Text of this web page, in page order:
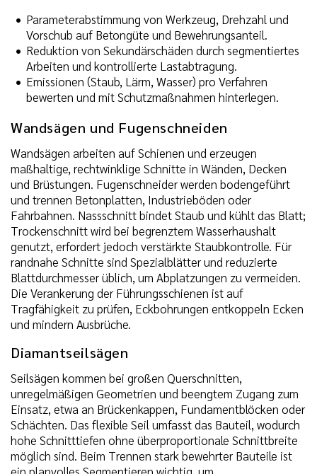
Parameterabstimmung von Werkzeug, Drehzahl und
Vorschub auf Betongüte und Bewehrungsanteil.
Reduktion von Sekundärschäden durch segmentiertes
Arbeiten und kontrollierte Lastabtragung.
Emissionen (Staub, Lärm, Wasser) pro Verfahren
bewerten und mit Schutzmaßnahmen hinterlegen.
Wandsägen und Fugenschneiden
Wandsägen arbeiten auf Schienen und erzeugen
maßhaltige, rechtwinklige Schnitte in Wänden, Decken
und Brüstungen. Fugenschneider werden bodengeführt
und trennen Betonplatten, Industrieböden oder
Fahrbahnen. Nassschnitt bindet Staub und kühlt das Blatt;
Trockenschnitt wird bei begrenztem Wasserhaushalt
genutzt, erfordert jedoch verstärkte Staubkontrolle. Für
randnahe Schnitte sind Spezialblätter und reduzierte
Blattdurchmesser üblich, um Abplatzungen zu vermeiden.
Die Verankerung der Führungsschienen ist auf
Tragfähigkeit zu prüfen, Eckbohrungen entkoppeln Ecken
und mindern Ausbrüche.
Diamantseilsägen
Seilsägen kommen bei großen Querschnitten,
unregelmäßigen Geometrien und beengtem Zugang zum
Einsatz, etwa an Brückenkappen, Fundamentblöcken oder
Schächten. Das flexible Seil umfasst das Bauteil, wodurch
hohe Schnitttiefen ohne überproportionale Schnittbreite
möglich sind. Beim Trennen stark bewehrter Bauteile ist